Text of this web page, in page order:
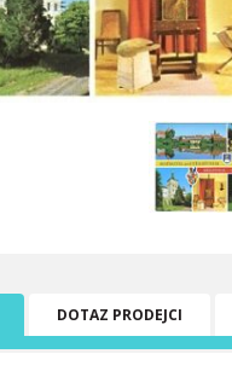
DOTAZ PRODEJCI